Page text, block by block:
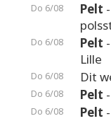
Do 6/08 Pelt
Do 6/08 Pelt
Lille
Do 6/08 Dit
Do 6/08 Pelt
Do 6/08 Pelt